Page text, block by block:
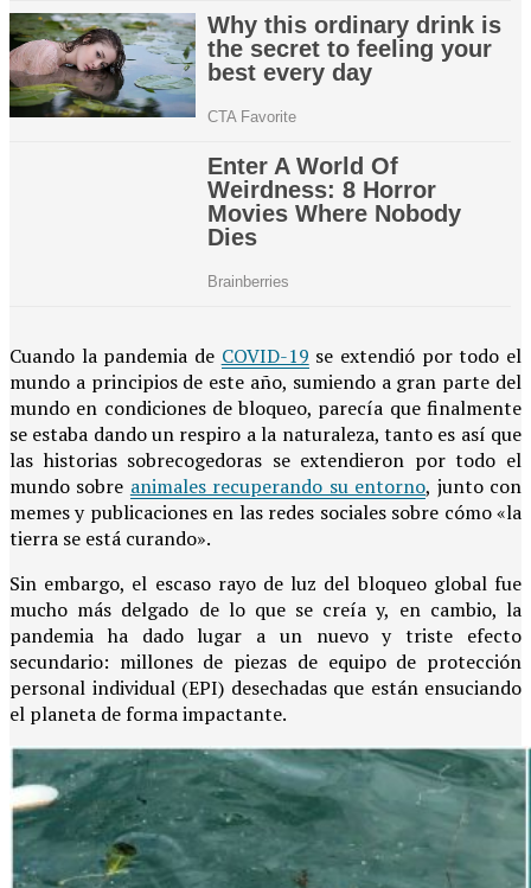
Cuando la pandemia de COVID-19 se extendió por todo el
mundo a principios de este año, sumiendo a gran parte del
mundo en condiciones de bloqueo, parecía que finalmente
se estaba dando un respiro a la naturaleza, tanto es así que
las historias sobrecogedoras se extendieron por todo el
mundo sobre animales recuperando su entorno, junto con
memes y publicaciones en las redes sociales sobre cómo «la
tierra se está curando».
Sin embargo, el escaso rayo de luz del bloqueo global fue
mucho más delgado de lo que se creía y, en cambio, la
pandemia ha dado lugar a un nuevo y triste efecto
secundario: millones de piezas de equipo de protección
personal individual (EPI) desechadas que están ensuciando
el planeta de forma impactante.